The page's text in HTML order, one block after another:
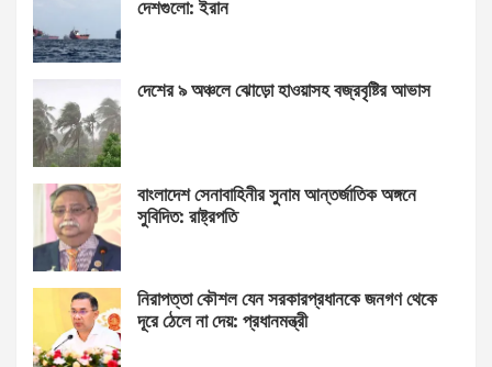
দেশগুলো: ইরান
দেশের ৯ অঞ্চলে ঝোড়ো হাওয়াসহ বজ্রবৃষ্টির আভাস
বাংলাদেশ সেনাবাহিনীর সুনাম আন্তর্জাতিক অঙ্গনে
সুবিদিত: রাষ্ট্রপতি
নিরাপত্তা কৌশল যেন সরকারপ্রধানকে জনগণ থেকে
দূরে ঠেলে না দেয়: প্রধানমন্ত্রী